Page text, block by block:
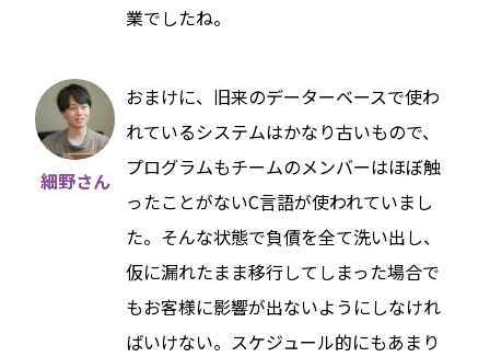
業でしたね。
細野さん
おまけに、旧来のデーターベースで使わ
れているシステムはかなり古いもので、
プログラムもチームのメンバーはほぼ触
ったことがないC言語が使われていまし
た。そんな状態で負債を全て洗い出し、
仮に漏れたまま移行してしまった場合で
もお客様に影響が出ないようにしなけれ
ばいけない。スケジュール的にもあまり